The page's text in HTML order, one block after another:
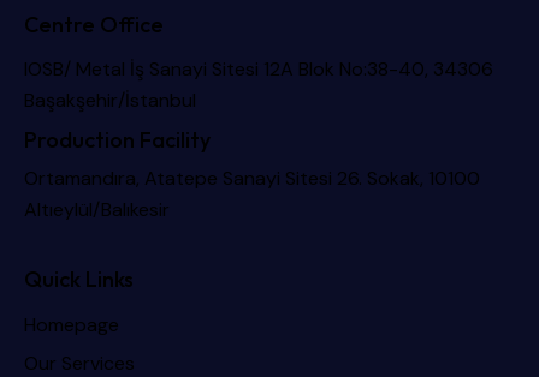
Centre Office
IOSB/ Metal İş Sanayi Sitesi 12A Blok No:38-40, 34306
Başakşehir/İstanbul
Production Facility
Ortamandıra, Atatepe Sanayi Sitesi 26. Sokak, 10100
Altıeylül/Balıkesir
Quick Links
Homepage
Our Services